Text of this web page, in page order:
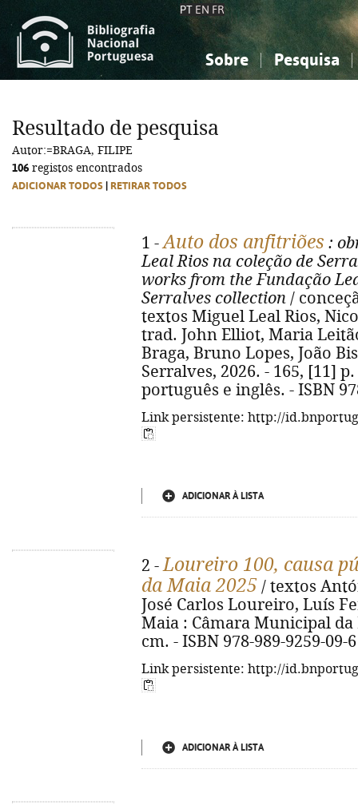
PT EN FR
Sobre Pesquisa
Ciências sociais...
Ciências sociais...
Resultado de pesquisa
Autor:=BRAGA, FILIPE
106 registos encontrados
ADICIONAR TODOS RETIRAR TODOS
1 -Auto dos anfitriões :
Leal Rios na coleção de
works from the Fundação
Serralves collection /
textos Miguel Leal Rios,
trad. John Elliot, Maria
Braga, Bruno Lopes, João
Serralves, 2026. - 165, [11]
português e inglês. - ISBN
Link persistente: http://
ADICIONAR À LISTA
2 -Loureiro 100, causa
da Maia 2025 / textos
José Carlos Loureiro, Luís
Maia : Câmara Municipal da
cm. - ISBN 978-989-9259-09-6
Link persistente: http://
ADICIONAR À LISTA